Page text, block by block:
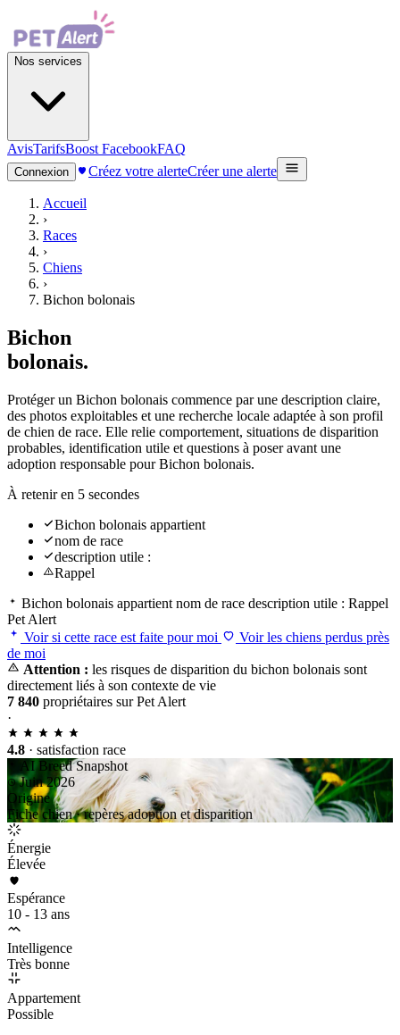
Nos services
AvisTarifsBoost FacebookFAQ
Connexion Créez votre alerteCréer une alerte
Accueil
›
Races
›
Chiens
›
Bichon bolonais
Bichon
bolonais.
Protéger un Bichon bolonais commence par une description claire,
des photos exploitables et une recherche locale adaptée à son profil
de chien de race. Elle relie comportement, situations de disparition
probables, identification utile et questions à poser avant une
adoption responsable pour Bichon bolonais.
À retenir en 5 secondes
Bichon bolonais appartient
nom de race
description utile :
Rappel
Bichon bolonais appartient nom de race description utile : Rappel
Pet Alert
Voir si cette race est faite pour moi
Voir les chiens perdus près
de moi
Attention : les risques de disparition du bichon bolonais sont
directement liés à son contexte de vie
7 840 propriétaires sur Pet Alert
·
4.8 · satisfaction race
AI Breed Snapshot
Juin 2026
Origine
Fiche chien · repères adoption et disparition
Énergie
Élevée
Espérance
10 - 13 ans
Intelligence
Très bonne
Appartement
Possible